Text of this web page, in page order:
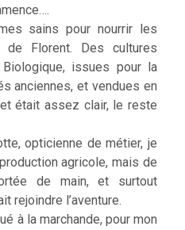
sains pour nourrir les
de Florent. Des cultures
issues pour la
anciennes, et vendues en
était assez clair, le reste
opticienne de métier, je
agricole, mais de
de main, et surtout
rejoindre l’aventure.
à la marchande, pour mon